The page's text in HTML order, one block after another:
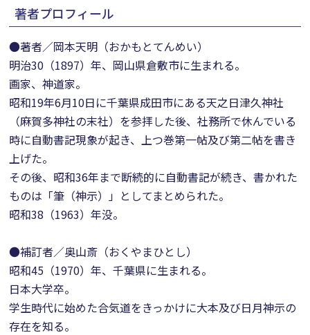
著者プロフィール
●著者／岡本天明（おかもとてんめい）
明治30（1897）年、岡山県倉敷市に生まれる。
画家、神道家。
昭和19年6月10日に千葉県成田市にある天之日津久神社
（麻賀多神社の末社）を参拝した後、社務所で休んでいる
時に自動書記現象が起き、上つ巻第一帖及び第二帖を書き
上げた。
その後、昭和36年まで断続的に自動書記が続き、書かれた
ものは「筆（神示）」としてまとめられた。
昭和38（1963）年没。
●補訂者／奥山斎（おくやまひとし）
昭和45（1970）年、千葉県に生まれる。
日本大学卒。
学生時代に始めた合気道をきっかけに大本及び日月神示の
存在を知る。